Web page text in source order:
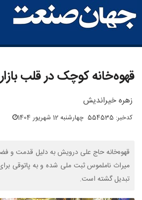
قهوه‌خانه کوچک در قلب
زهره خیراندیش
کدخبر: 554535 چهارشنبه 12 شهریور 1404
قهوه‌خانه حاج علی درویش به دلیل قدمت و
میراث ناملموس ثبت ملی شده و به پاتوقی
تبدیل گشته است.